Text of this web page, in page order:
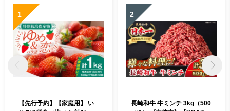
1
【先行予約】【家庭用】 い
2
長崎和牛 牛ミンチ 3kg（500